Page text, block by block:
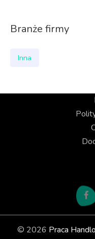
Branże firmy
Inna
© 2026 Praca